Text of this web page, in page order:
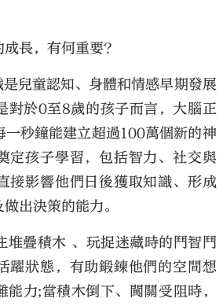
長，有何重要?
兒童認知、身體和情感早期發展
對於0至8歲的孩子而言，大腦正
一秒鐘能建立超過100萬個新的神
定孩子學習，包括智力、社交與
接影響他們日後獲取知識、形成
出決策的能力。
堆疊積木 、玩捉迷藏時的鬥智鬥
躍狀態，有助鍛鍊他們的空間想
能力;當積木倒下、闖關受阻時，